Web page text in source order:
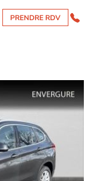
PRENDRE RDV